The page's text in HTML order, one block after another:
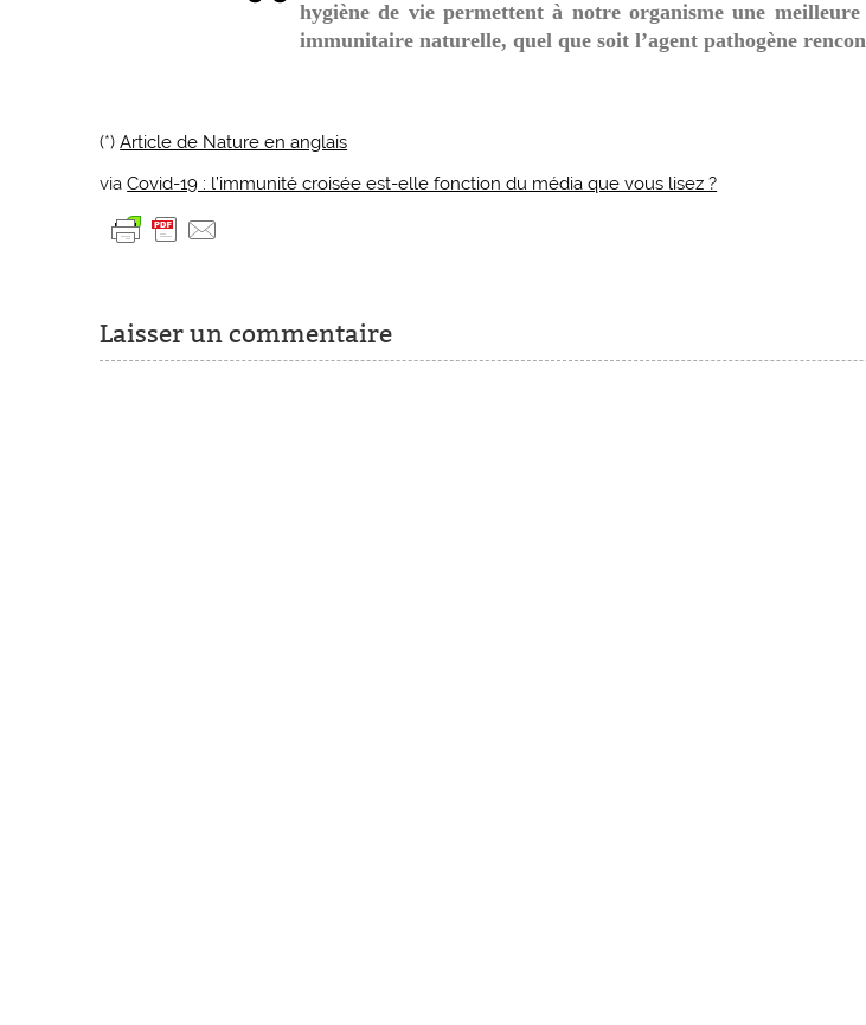
hygiène de vie permettent à notre organisme une meilleure
immunitaire naturelle, quel que soit l’agent pathogène
(*)Article de Nature en anglais
viaCovid-19 : l’immunité croisée est-elle fonction du média que vous lisez ?
Laisser un commentaire